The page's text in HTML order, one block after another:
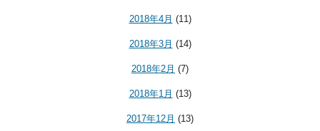
2018年4月 (11)
2018年3月 (14)
2018年2月 (7)
2018年1月 (13)
2017年12月 (13)